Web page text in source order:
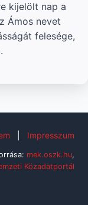
kijelölt nap a
Ámos nevet
felesége,
Impresszum
mek.oszk.hu,
Közadatportál